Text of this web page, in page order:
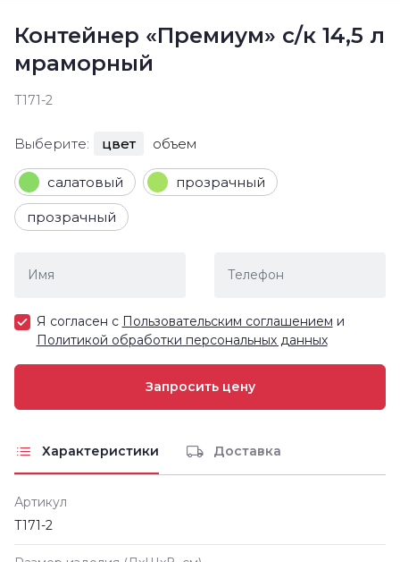
Контейнер «Премиум» с/к 14,5 л
мраморный
Т171-2
Выберите: цвет объем
салатовый прозрачный
прозрачный
Я согласен с Пользовательским соглашением и
Политикой обработки персональных данных
Характеристики Доставка
Артикул
Т171-2